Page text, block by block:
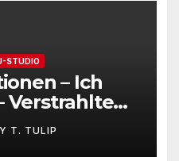
STUDIO
– Ich
Verstrahlte
T. TULIP